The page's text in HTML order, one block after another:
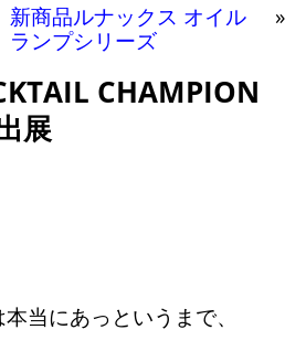
新商品ルナックス オイル
ランプシリーズ
»
CHAMPION
展
当にあっというまで、